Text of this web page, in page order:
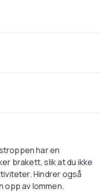
har en
brakett, slik at du ikke
Hindrer også
opp av lommen.